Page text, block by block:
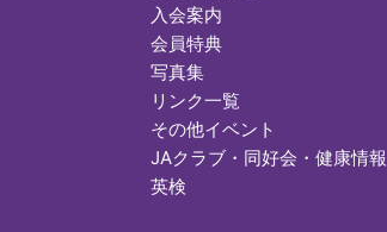
入会案内
会員特典
写真集
リンク一覧
その他イベント
JAクラブ・同好会・健康情報
英検